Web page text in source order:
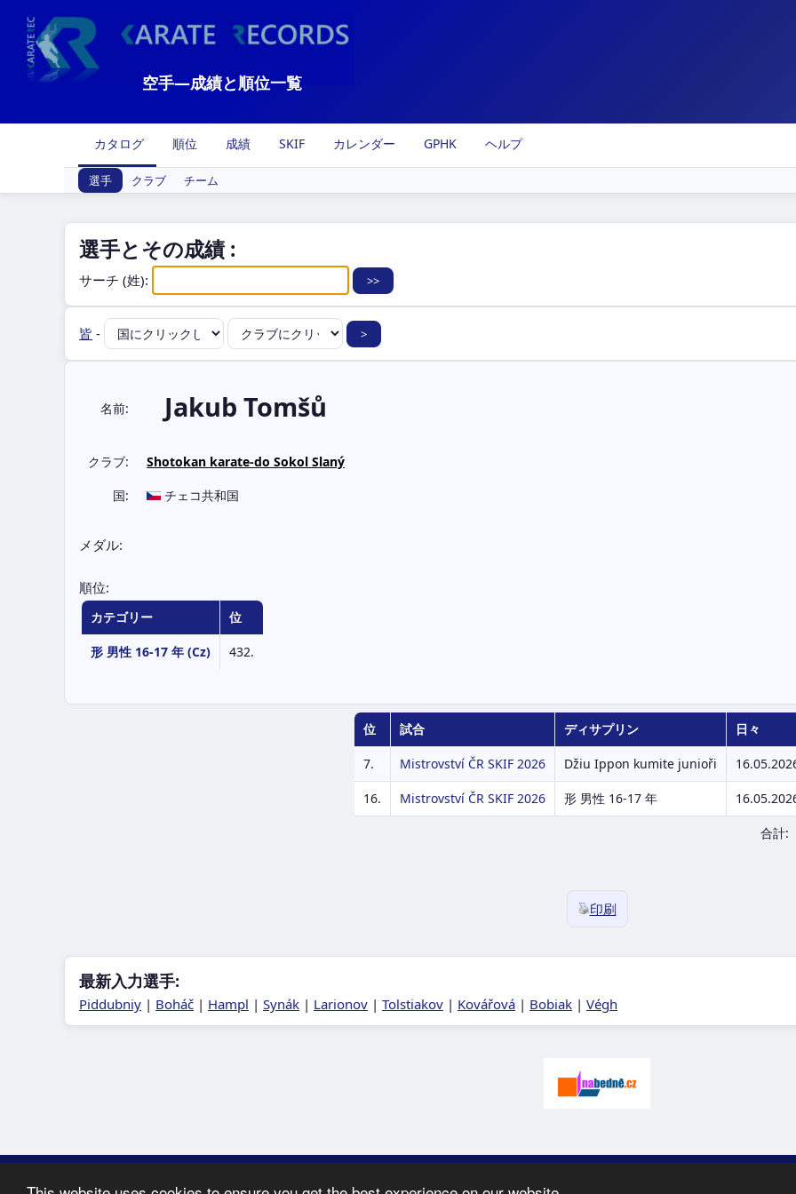
空手―成績と順位一覧
カタログ 順位 成績 SKIF カレンダー GPHK ヘルプ
選手 クラブ チーム
選手とその成績 :
サーチ (姓):
皆 -
名前: Jakub Tomšů
クラブ:
Shotokan karate-do Sokol Slaný
国:
チェコ共和国
メダル:
順位:
カテゴリー 位
形 男性 16-17 年 (Cz) 432.
位 試合 ディサプリン 日々
7. Mistrovství ČR SKIF 2026 Džiu Ippon kumite junioři
16. Mistrovství ČR SKIF 2026 形 男性 16-17 年
合計:
印刷
最新入力選手:
Piddubniy | Boháč | Hampl | Synák | Larionov | Tolstiakov | Kovářová | Bobiak | Végh